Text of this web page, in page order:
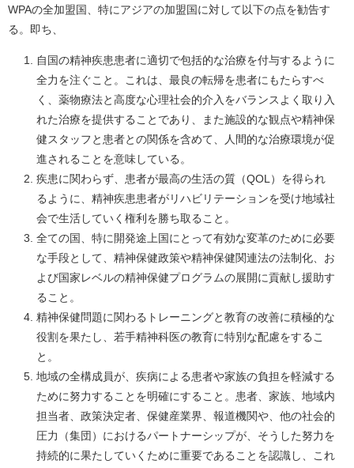
WPAの全加盟国、特にアジアの加盟国に対して以下の点を勧告す
る。即ち、
自国の精神疾患患者に適切で包括的な治療を付与するように
全力を注ぐこと。これは、最良の転帰を患者にもたらすべ
く、薬物療法と高度な心理社会的介入をバランスよく取り入
れた治療を提供することであり、また施設的な観点や精神保
健スタッフと患者との関係を含めて、人間的な治療環境が促
進されることを意味している。
疾患に関わらず、患者が最高の生活の質（QOL）を得られ
るように、精神疾患患者がリハビリテーションを受け地域社
会で生活していく権利を勝ち取ること。
全ての国、特に開発途上国にとって有効な変革のために必要
な手段として、精神保健政策や精神保健関連法の法制化、お
よび国家レベルの精神保健プログラムの展開に貢献し援助す
ること。
精神保健問題に関わるトレーニングと教育の改善に積極的な
役割を果たし、若手精神科医の教育に特別な配慮をするこ
と。
地域の全構成員が、疾病による患者や家族の負担を軽減する
ために努力することを明確にすること。患者、家族、地域内
担当者、政策決定者、保健産業界、報道機関や、他の社会的
圧力（集団）におけるパートナーシップが、そうした努力を
持続的に果たしていくために重要であることを認識し、これ